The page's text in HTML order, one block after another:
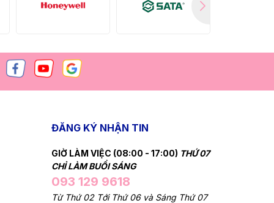
ĐĂNG KÝ NHẬN TIN
GIỜ LÀM VIỆC (08:00 - 17:00) THỨ 07
CHỈ LÀM BUỔI SÁNG
093 129 9618
Từ Thứ 02 Tới Thứ 06 và Sáng Thứ 07